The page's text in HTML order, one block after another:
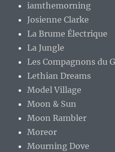
iamthemorning
Josienne Clarke
La Brume Électrique
La Jungle
Les Compagnons du
Lethian Dreams
Model Village
Moon & Sun
Moon Rambler
Moreor
Mourning Dove